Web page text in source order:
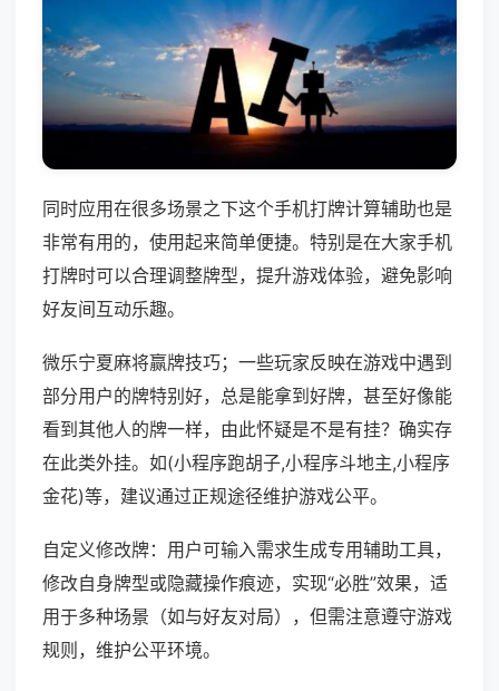
同时应用在很多场景之下这个手机打牌计算辅助也是
非常有用的，使用起来简单便捷。特别是在大家手机
打牌时可以合理调整牌型，提升游戏体验，避免影响
好友间互动乐趣。
微乐宁夏麻将赢牌技巧；一些玩家反映在游戏中遇到
部分用户的牌特别好，总是能拿到好牌，甚至好像能
看到其他人的牌一样，由此怀疑是不是有挂？确实存
在此类外挂。如(小程序跑胡子,小程序斗地主,小程序
金花)等，建议通过正规途径维护游戏公平。
自定义修改牌：用户可输入需求生成专用辅助工具，
修改自身牌型或隐藏操作痕迹，实现“必胜”效果，适
用于多种场景（如与好友对局），但需注意遵守游戏
规则，维护公平环境。